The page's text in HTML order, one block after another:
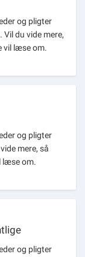
og pligter
du vide mere,
vil læse om.
og pligter
mere, så
læse om.
og pligter